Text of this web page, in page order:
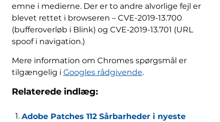
emne i medierne. Der er to andre alvorlige fejl er
blevet rettet i browseren – CVE-2019-13.700
(bufferoverløb i Blink) og CVE-2019-13.701 (URL
spoof i navigation.)
Mere information om Chromes spørgsmål er
tilgængelig i Googles rådgivende.
Relaterede indlæg:
Adobe Patches 112 Sårbarheder i nyeste